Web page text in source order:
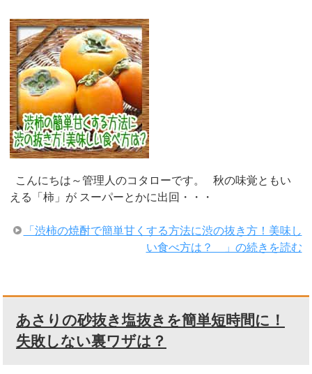
こんにちは～管理人のコタローです。 秋の味覚ともい
える「柿」が スーパーとかに出回・・・
「渋柿の焼酎で簡単甘くする方法に渋の抜き方！美味し
い食べ方は？ 」の続きを読む
あさりの砂抜き塩抜きを簡単短時間に！
失敗しない裏ワザは？